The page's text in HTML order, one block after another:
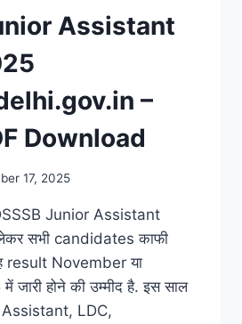
Assistant
–
Download
17, 2025
Junior Assistant
सभी candidates काफी
result November या
होने की उम्मीद है. इस साल
LDC,